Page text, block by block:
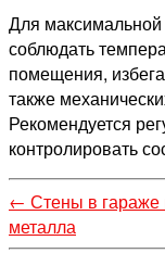
Для максимальной
соблюдать
помещения,
также
Рекомендуется
контролировать
← Стены в гараже
металла